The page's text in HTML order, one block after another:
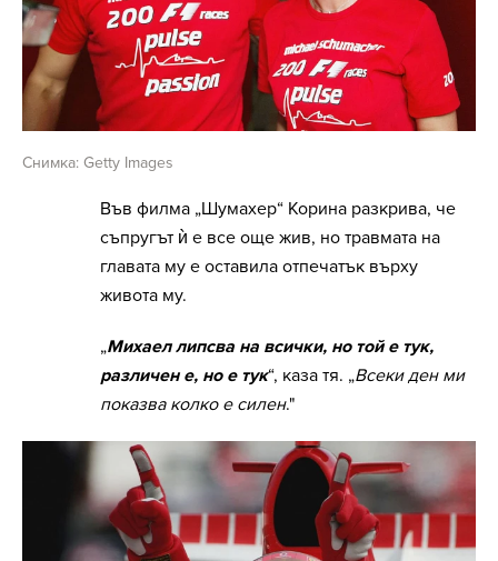
Снимка: Getty Images
Във филма „Шумахер“ Корина разкрива, че
съпругът ѝ е все още жив, но травмата на
главата му е оставила отпечатък върху
живота му.
„Михаел липсва на всички, но той е тук,
различен е, но е тук“, каза тя. „Всеки ден ми
показва колко е силен."